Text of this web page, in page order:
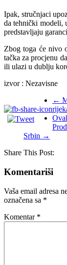
Ipak, stručnjaci
da tehnički modeli,
predstavljaju
Zbog toga će nivo
tačka za procjenu
ili ulazi u dublju
izvor : Nezavisne
←
Srbin →
Share This Post:
Komentariši
Vaša email adresa
označena sa *
Komentar *